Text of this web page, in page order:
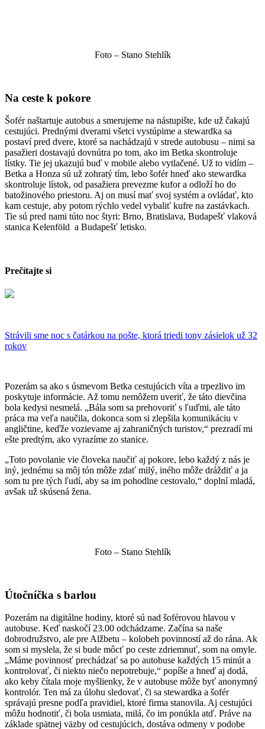
Foto – Stano Stehlík
Na ceste k pokore
Šofér naštartuje autobus a smerujeme na nástupište, kde už čakajú
cestujúci. Prednými dverami všetci vystúpime a stewardka sa
postaví pred dvere, ktoré sa nachádzajú v strede autobusu – nimi sa
pasažieri dostavajú dovnútra po tom, ako im Betka skontroluje
lístky. Tie jej ukazujú buď v mobile alebo vytlačené. Už to vidím –
Betka a Honza sú už zohratý tím, lebo šofér hneď ako stewardka
skontroluje lístok, od pasažiera prevezme kufor a odloží ho do
batožinového priestoru. Aj on musí mať svoj systém a ovládať, kto
kam cestuje, aby potom rýchlo vedel vybaliť kufre na zastávkach.
Tie sú pred nami túto noc štyri: Brno, Bratislava, Budapešť vlaková
stanica Kelenföld a Budapešť letisko.
Prečítajte si
Strávili sme noc s čatárkou na pošte, ktorá triedi tony zásielok už 32
rokov
Pozerám sa ako s úsmevom Betka cestujúcich víta a trpezlivo im
poskytuje informácie. Až tomu nemôžem uveriť, že táto dievčina
bola kedysi nesmelá. „Bála som sa prehovoriť s ľuďmi, ale táto
práca ma veľa naučila, dokonca som si zlepšila komunikáciu v
angličtine, keďže vozievame aj zahraničných turistov,“ prezradí mi
ešte predtým, ako vyrazíme zo stanice.
„Toto povolanie vie človeka naučiť aj pokore, lebo každý z nás je
iný, jednému sa môj tón môže zdať milý, iného môže dráždiť a ja
som tu pre tých ľudí, aby sa im pohodlne cestovalo,“ doplní mladá,
avšak už skúsená žena.
Foto – Stano Stehlík
Útočníčka s barlou
Pozerám na digitálne hodiny, ktoré sú nad šoférovou hlavou v
autobuse. Keď naskočí 23.00 odchádzame. Začína sa naše
dobrodružstvo, ale pre Alžbetu – kolobeh povinností až do rána. Ak
som si myslela, že si bude môcť po ceste zdriemnuť, som na omyle.
„Máme povinnosť prechádzať sa po autobuse každých 15 minút a
kontrolovať, či niekto niečo nepotrebuje,“ popíše a hneď aj dodá,
ako keby čítala moje myšlienky, že v autobuse môže byť anonymný
kontrolór. Ten má za úlohu sledovať, či sa stewardka a šofér
správajú presne podľa pravidiel, ktoré firma stanovila. Aj cestujúci
môžu hodnotiť, či bola usmiata, milá, čo im ponúkla atď. Práve na
základe spätnej väzby od cestujúcich, dostáva odmeny v podobe